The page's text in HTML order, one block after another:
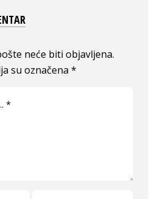
neće biti objavljena.
su označena*